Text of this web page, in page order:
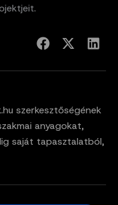
szerkesztőségének
anyagokat,
saját tapasztalatból,